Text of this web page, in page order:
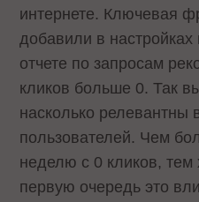
интернете. Ключевая
добавили в
отчете по запросам
кликов больше 0. Так
насколько релевантны
пользователей. Чем
неделю с 0 кликов, тем
первую очередь это